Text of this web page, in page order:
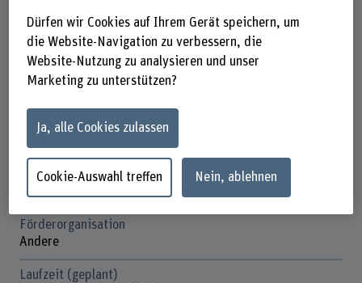
Steckbrief
Beteiligte Departemente
Hochschule für Agrar-, Forst- und
Lebensmittelwissenschaften
Institut(e)
Forschungseinheit(en)
Agrarwirtschaft und Agrarsoziologie
Förderorganisation
Andere
Laufzeit (geplant)
Dürfen wir Cookies auf Ihrem Gerät speichern, um
die Website-Navigation zu verbessern, die
Website-Nutzung zu analysieren und unser
Marketing zu unterstützen?
Ja, alle Cookies zulassen
Cookie-Auswahl treffen Nein, ablehnen